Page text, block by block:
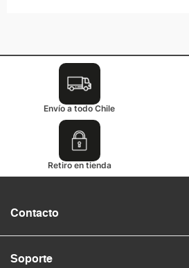
Envío a todo Chile
Retiro en tienda
Contacto
Soporte